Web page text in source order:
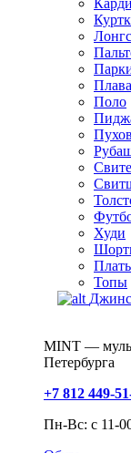
Поло
Худи
Топы
MINT —
Петербурга
+7 812 449-
Пн-Вс: с 11-